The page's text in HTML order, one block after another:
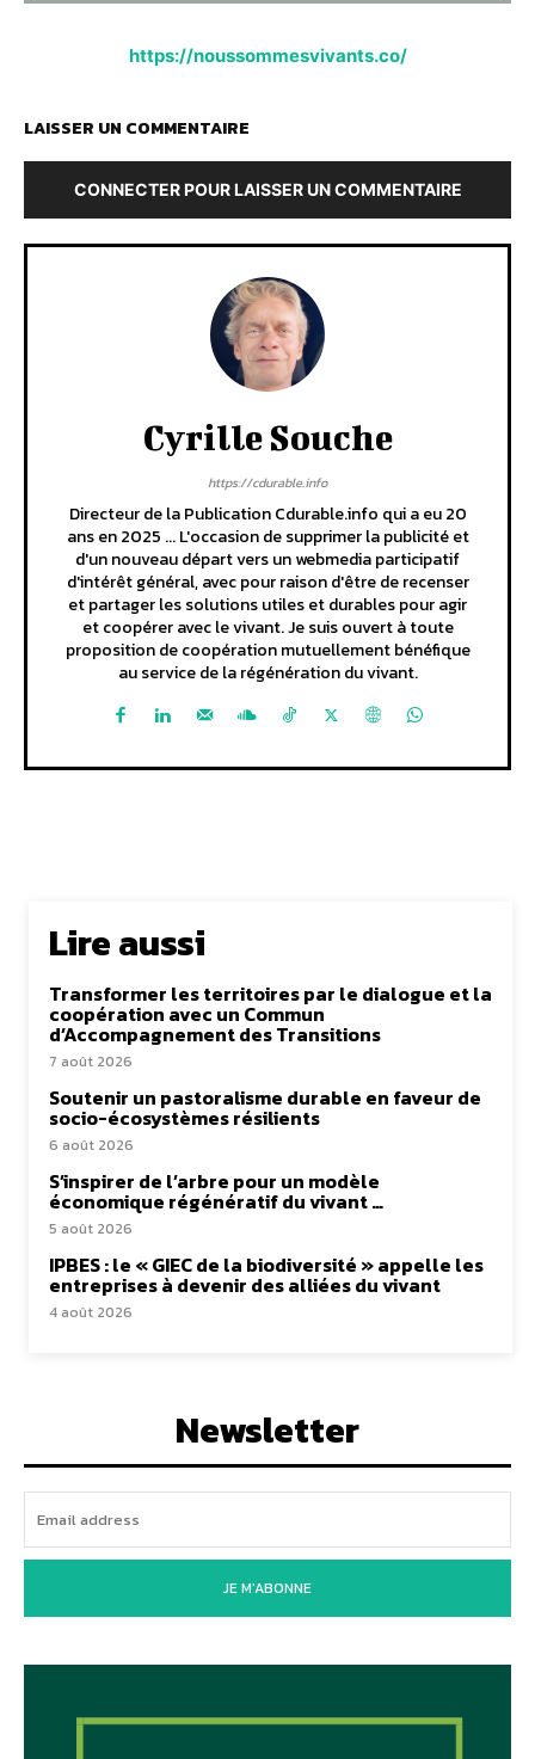
https://noussommesvivants.co/
LAISSER UN COMMENTAIRE
CONNECTER POUR LAISSER UN COMMENTAIRE
Cyrille Souche
https://cdurable.info
Directeur de la Publication Cdurable.info qui a eu 20
ans en 2025 ... L'occasion de supprimer la publicité et
d'un nouveau départ vers un webmedia participatif
d'intérêt général, avec pour raison d'être de recenser
et partager les solutions utiles et durables pour agir
et coopérer avec le vivant. Je suis ouvert à toute
proposition de coopération mutuellement bénéfique
au service de la régénération du vivant.
Lire aussi
Transformer les territoires par le dialogue et la
coopération avec un Commun
d’Accompagnement des Transitions
7 août 2026
Soutenir un pastoralisme durable en faveur de
socio-écosystèmes résilients
6 août 2026
S’inspirer de l’arbre pour un modèle
économique régénératif du vivant …
5 août 2026
IPBES : le « GIEC de la biodiversité » appelle les
entreprises à devenir des alliées du vivant
4 août 2026
Newsletter
JE M'ABONNE